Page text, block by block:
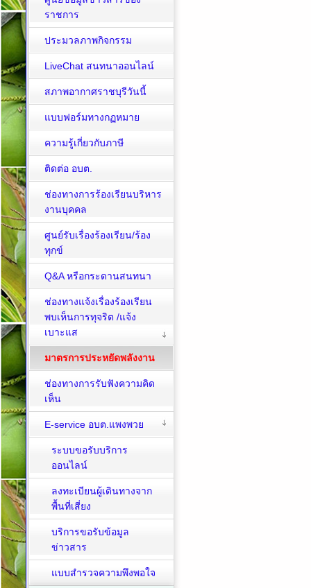
ราชการ
ประมวลภาพกิจกรรม
LiveChat สนทนาออนไลน์
สภาพอากาศราชบุรีวันนี้
แบบฟอร์มทางกฏหมาย
ความรู้เกี่ยวกับภาษี
ติดต่อ อบต.
ช่องทางการร้องเรียนบริหาร
งานบุคคล
ศูนย์รับเรื่องร้องเรียน/ร้อง
ทุกข์
Q&A หรือกระดานสนทนา
ช่องทางแจ้งเรื่องร้องเรียน
พบเห็นการทุจริต /แจ้ง
เบาะแส
มาตรการประหยัดพลังงาน
ช่องทางการรับฟังความคิด
เห็น
E-service อบต.แพงพวย
ระบบขอรับบริการ
ออนไลน์
ลงทะเบียนผู้เดินทางจาก
พื้นที่เสี่ยง
บริการขอรับข้อมูล
ข่าวสาร
แบบสำรวจความพึงพอใจ